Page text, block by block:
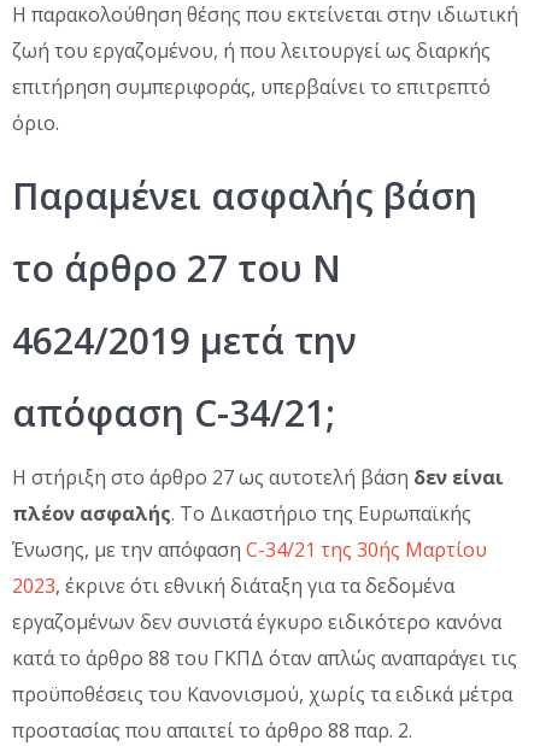
Η παρακολούθηση θέσης που εκτείνεται στην ιδιωτική
ζωή του εργαζομένου, ή που λειτουργεί ως διαρκής
επιτήρηση συμπεριφοράς, υπερβαίνει το επιτρεπτό
όριο.
Παραμένει ασφαλής βάση
το άρθρο 27 του Ν
4624/2019 μετά την
απόφαση C-34/21;
Η στήριξη στο άρθρο 27 ως αυτοτελή βάση δεν είναι
πλέον ασφαλής. Το Δικαστήριο της Ευρωπαϊκής
Ένωσης, με την απόφαση C-34/21 της 30ής Μαρτίου
2023, έκρινε ότι εθνική διάταξη για τα δεδομένα
εργαζομένων δεν συνιστά έγκυρο ειδικότερο κανόνα
κατά το άρθρο 88 του ΓΚΠΔ όταν απλώς αναπαράγει τις
προϋποθέσεις του Κανονισμού, χωρίς τα ειδικά μέτρα
προστασίας που απαιτεί το άρθρο 88 παρ. 2.